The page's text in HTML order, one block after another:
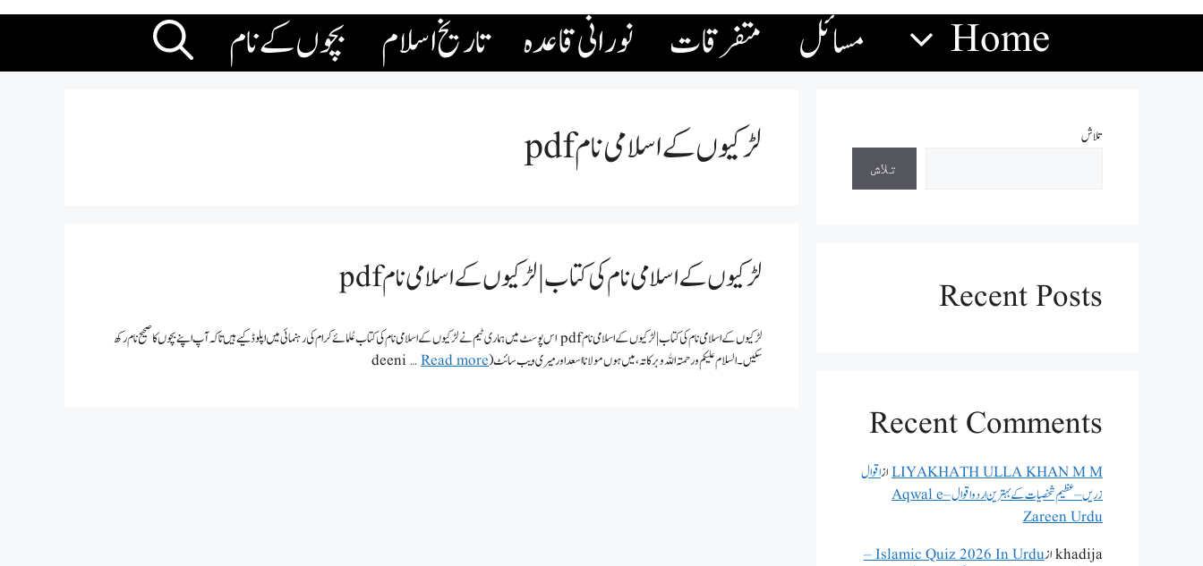
Home مسائل متفرقات نورانی قاعدہ تاریخ اسلام بچوں کے نام
لڑکیوں کے اسلامی نام pdf
لڑکیوں کے اسلامی نام کی کتاب | لڑکیوں کے اسلامی نام pdf
لڑکیوں کے اسلامی نام کی کتاب | لڑکیوں کے اسلامی نام pdf اس پوسٹ میں ہماری ٹیم نے لڑکیوں کے اسلامی نام کی کتاب عُلمائے کرام کی رہنمائی میں اپلوڈ کیے ہیں تاکہ آپ اپنے بچوں کا صحیح نام رکھ
سکیں۔ السلام علیکم ورحمتہ اللہ وبرکاتہ، میں ہوں مولانا اسعد اور میری ویب سائٹ (deeni …Read more
تلاش
تلاش
Recent Posts
Recent Comments
LIYAKHATH ULLA KHAN M Mازاقوال
زریں – عظیم شخصیات کے بہترین اردو اقوال – Aqwal e
Zareen Urdu
khadijaاز
Islamic Quiz 2026 In Urdu –